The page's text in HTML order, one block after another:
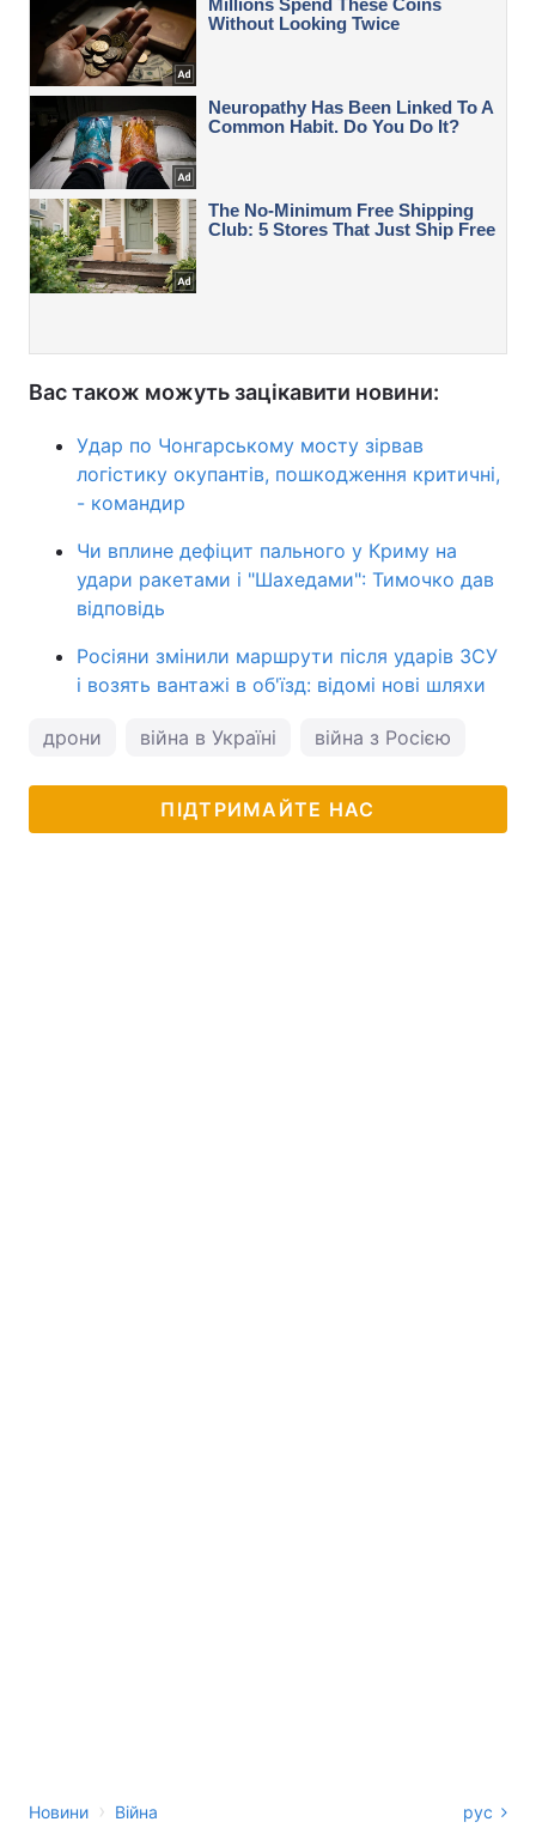
Вас також можуть зацікавити новини:
Удар по Чонгарському мосту зірвав
логістику окупантів, пошкодження критичні,
- командир
Чи вплине дефіцит пального у Криму на
удари ракетами і "Шахедами": Тимочко дав
відповідь
Росіяни змінили маршрути після ударів ЗСУ
і возять вантажі в об'їзд: відомі нові шляхи
дрони війна в Україні війна з Росією
ПІДТРИМАЙТЕ НАС
Новини › Війна рус